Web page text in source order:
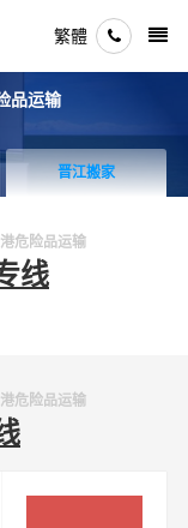
繁體
品运输
晋江搬家
危险品运输
线
危险品运输